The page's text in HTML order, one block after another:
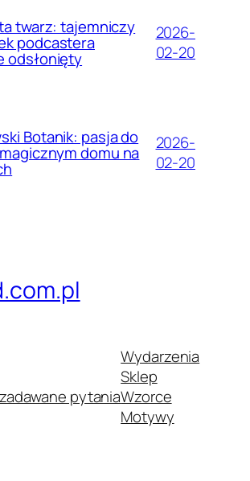
twarz: tajemniczy
podcastera
odsłonięty
2026-
02-20
Botanik: pasja do
domu na
2026-
02-20
pytania
Wydarzenia
Sklep
Wzorce
Motywy